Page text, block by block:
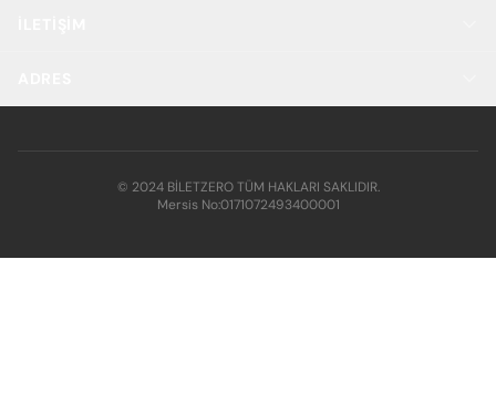
© 2024 BİLETZERO TÜM HAKLARI SAKLIDIR.
Mersis No:0171072493400001